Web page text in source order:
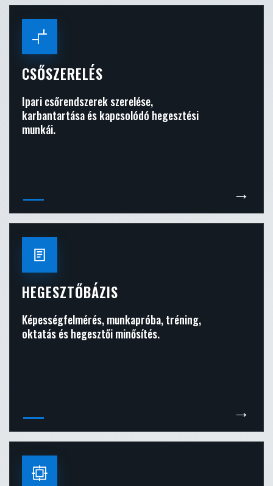
CSŐSZERELÉS
Ipari csőrendszerek szerelése,
karbantartása és kapcsolódó hegesztési
munkái.
→
HEGESZTŐBÁZIS
Képességfelmérés, munkapróba, tréning,
oktatás és hegesztői minősítés.
→